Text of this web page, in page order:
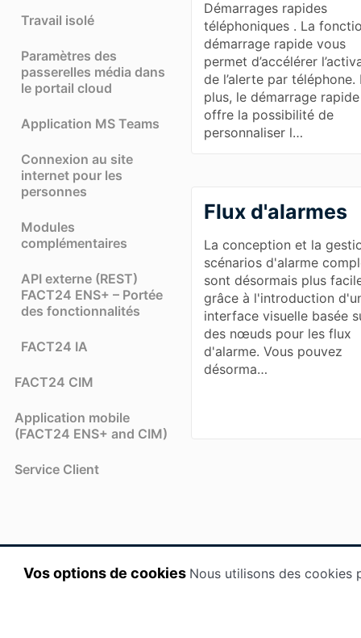
Vos options de cookies Nous utilisons des cookies
Travail isolé
Paramètres des
passerelles média dans
le portail cloud
Application MS Teams
Connexion au site
internet pour les
personnes
Modules
complémentaires
API externe (REST)
FACT24 ENS+ – Portée
des fonctionnalités
FACT24 IA
FACT24 CIM
Application mobile
(FACT24 ENS+ and CIM)
Service Client
Démarrages rapides
téléphoniques . La
démarrage rapide vous
permet d’accélérer
de l’alerte par téléphone.
plus, le démarrage rapide
offre la possibilité de
personnaliser l…
Flux d'alarmes
La conception et la
scénarios d'alarme
sont désormais plus
grâce à l'introduction
interface visuelle basée
des nœuds pour les flux
d'alarme. Vous pouvez
désorma…